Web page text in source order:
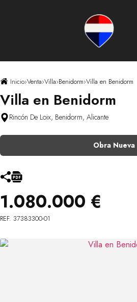
Inicio›Venta›Villa›Benidorm›Villa en Benidorm
Villa en Benidorm
Rincón De Loix, Benidorm, Alicante
Obra Nueva
1.080.000 €
REF. 37383300-01